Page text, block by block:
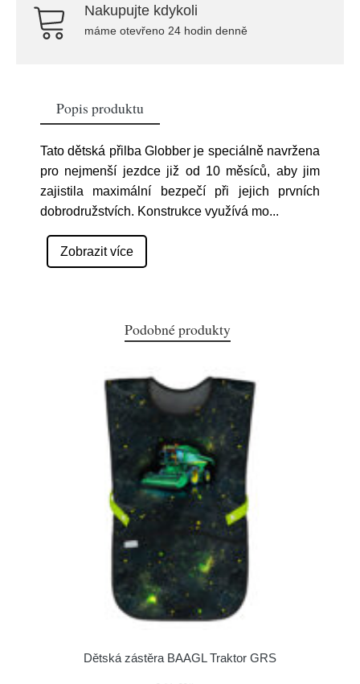
Nakupujte kdykoli
máme otevřeno 24 hodin denně
Popis produktu
Tato dětská přilba Globber je speciálně navržena
pro nejmenší jezdce již od 10 měsíců, aby jim
zajistila maximální bezpečí při jejich prvních
dobrodružstvích. Konstrukce využívá mo...
Zobrazit více
Podobné produkty
Dětská zástěra BAAGL Traktor GRS